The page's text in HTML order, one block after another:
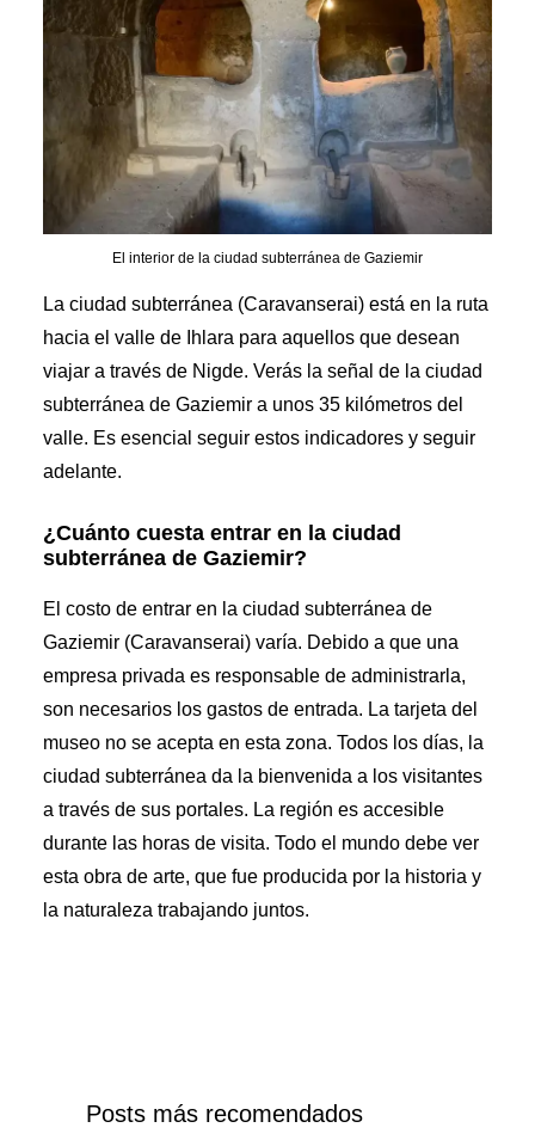
El interior de la ciudad subterránea de Gaziemir
La ciudad subterránea (Caravanserai) está en la ruta
hacia el valle de Ihlara para aquellos que desean
viajar a través de Nigde. Verás la señal de la ciudad
subterránea de Gaziemir a unos 35 kilómetros del
valle. Es esencial seguir estos indicadores y seguir
adelante.
¿Cuánto cuesta entrar en la ciudad
subterránea de Gaziemir?
El costo de entrar en la ciudad subterránea de
Gaziemir (Caravanserai) varía. Debido a que una
empresa privada es responsable de administrarla,
son necesarios los gastos de entrada. La tarjeta del
museo no se acepta en esta zona. Todos los días, la
ciudad subterránea da la bienvenida a los visitantes
a través de sus portales. La región es accesible
durante las horas de visita. Todo el mundo debe ver
esta obra de arte, que fue producida por la historia y
la naturaleza trabajando juntos.
Posts más recomendados